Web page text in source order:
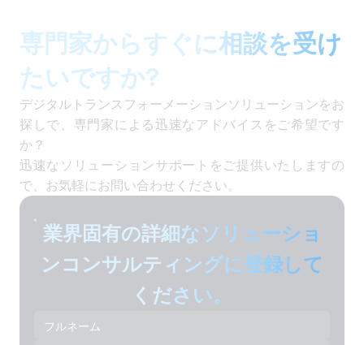
専門家からすぐに相談を受け
たいですか?
デジタルトランスフォーメーションソリューションをお
探しで、専門家による迅速なアドバイスをご希望です
か？
迅速なソリューションサポートをご提供いたしますの
で、お気軽にお問い合わせください。
業界固有の詳細なソリューショ
ンコンサルティングに登録して
ください。